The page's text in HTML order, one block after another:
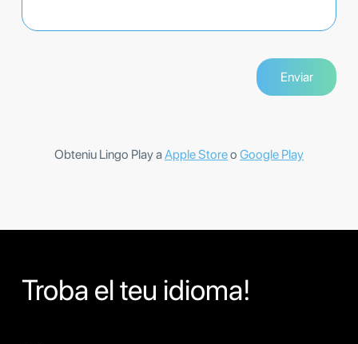
Obteniu Lingo Play aApple Storeo Google Play
Troba el teu idioma!